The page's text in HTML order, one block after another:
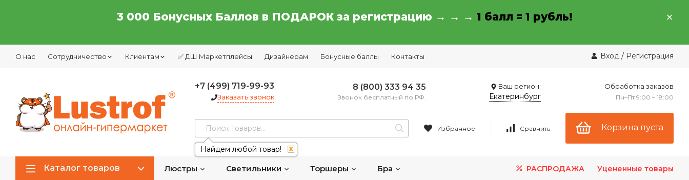
3 000 Бонусных Баллов в ПОДАРОК за регистрацию → → → 1 балл = 1 рубль!
О нас Сотрудничество Клиентам ✅ ДШ Маркетплейсы Дизайнерам Бонусные баллы Контакты Вход / Регистрация
+7 (499) 719-99-93
Заказать звонок
8 (800) 333 94 35
Звонок бесплатный по РФ.
Ваш регион:
Екатеринбург
Обработка заказов
Пн–Пт 9:00 – 18:00
Найдем любой товар! X
Избранное Сравнить Корзина пуста
Каталог товаров Люстры Светильники Торшеры Бра РАСПРОДАЖА Уцененные товары